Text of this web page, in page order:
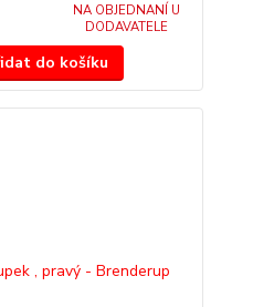
NA OBJEDNANÍ U
DODAVATELE
do košíku